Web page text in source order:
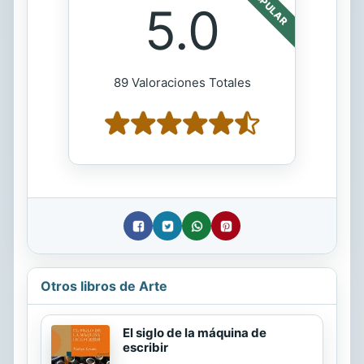
5.0
89 Valoraciones Totales
Otros libros de Arte
El siglo de la máquina de
escribir